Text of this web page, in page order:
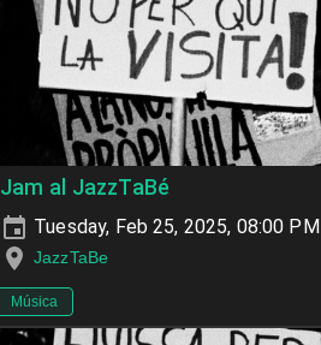
Jam al JazzTaBé
Tuesday, Feb 25, 2025, 08:00 PM
JazzTaBe
Música